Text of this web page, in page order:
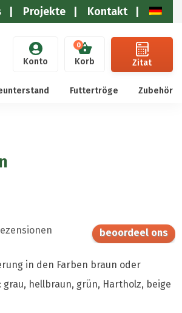
Projekte Kontakt
Konto
0
Zitat
Futtertröge Zubehör
in den Farben braun oder
hellbraun, grün, Hartholz, beige